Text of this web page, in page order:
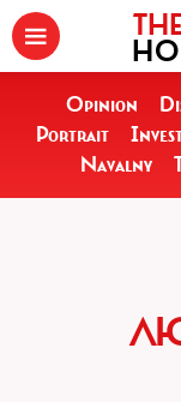
Opinion
Portrait
Navalny